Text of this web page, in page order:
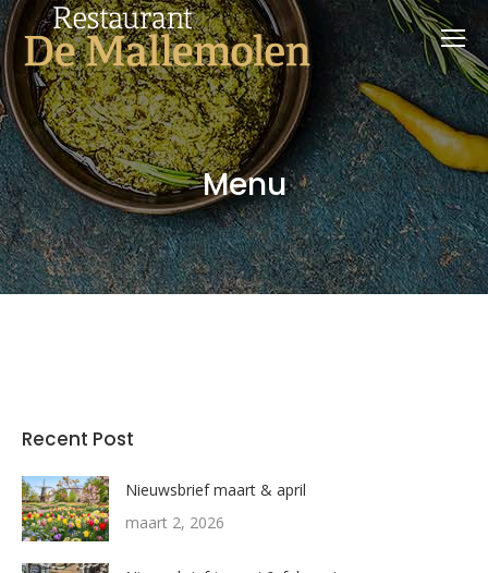
Menu
Recent Post
Nieuwsbrief maart & april
maart 2, 2026